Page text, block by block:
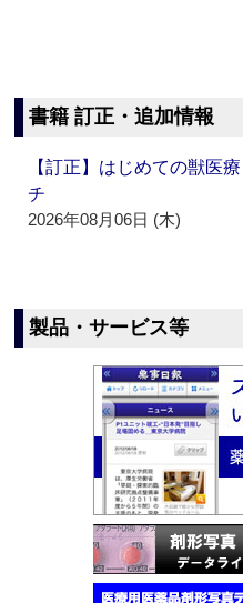
書籍 訂正・追加情報
【訂正】はじめての獣医
チ
2026年08月06日 (木)
製品・サービス等